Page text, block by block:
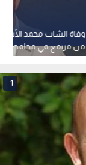
وفاة الشاب محمد
من مرتفع في محافظة
1